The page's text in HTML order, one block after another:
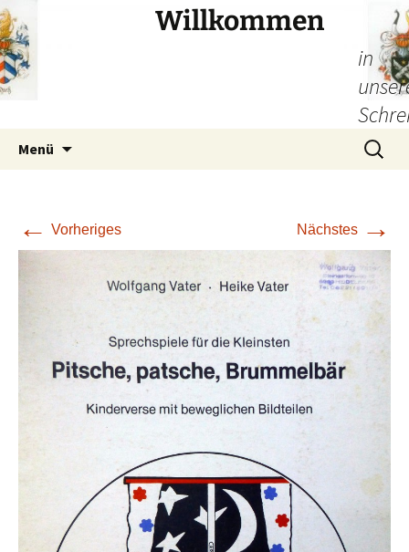
Willkommen
in
Menü
Suchen
nach:
← Vorheriges Nächstes →